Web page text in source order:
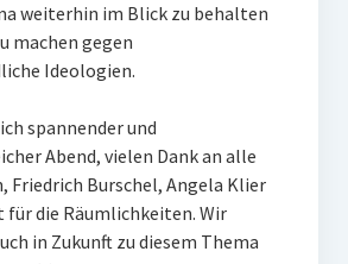
weiterhin im Blick zu behalten
machen gegen
Ideologien.
spannender und
Abend, vielen Dank an alle
Friedrich Burschel, Angela Klier
für die Räumlichkeiten. Wir
in Zukunft zu diesem Thema